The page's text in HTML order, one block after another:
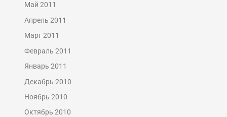
Май 2011
Апрель 2011
Март 2011
Февраль 2011
Январь 2011
Декабрь 2010
Ноябрь 2010
Октябрь 2010